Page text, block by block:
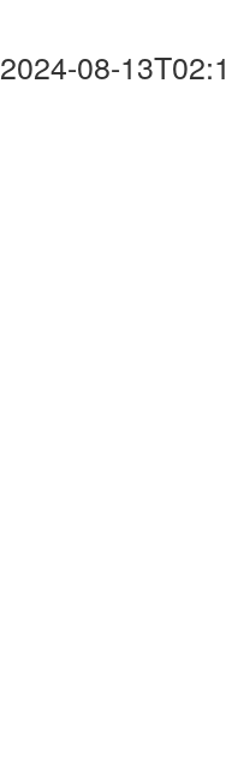
2024-08-